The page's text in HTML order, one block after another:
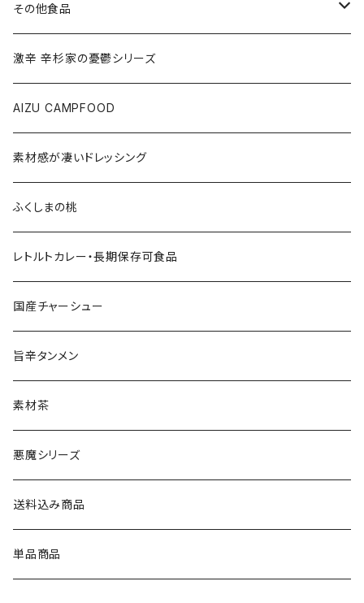
その他食品
ご飯のお供
会津の馬刺し
果実
会津のうまいもの
激辛 辛杉家の憂鬱シリーズ
AIZU CAMPFOOD
素材感が凄いドレッシング
ふくしまの桃
レトルトカレー・長期保存可食品
国産チャーシュー
旨辛タンメン
素材茶
悪魔シリーズ
送料込み商品
単品商品